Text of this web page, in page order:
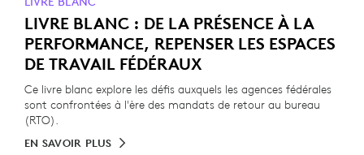
LIVRE BLANC : DE LA PRÉSENCE À LA
PERFORMANCE, REPENSER LES ESPACES
DE TRAVAIL FÉDÉRAUX
Ce livre blanc explore les défis auxquels les agences fédérales
sont confrontées à l'ère des mandats de retour au bureau
(RTO).
EN SAVOIR PLUS